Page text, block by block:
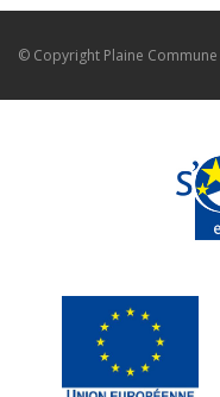
© Copyright Plaine Commune